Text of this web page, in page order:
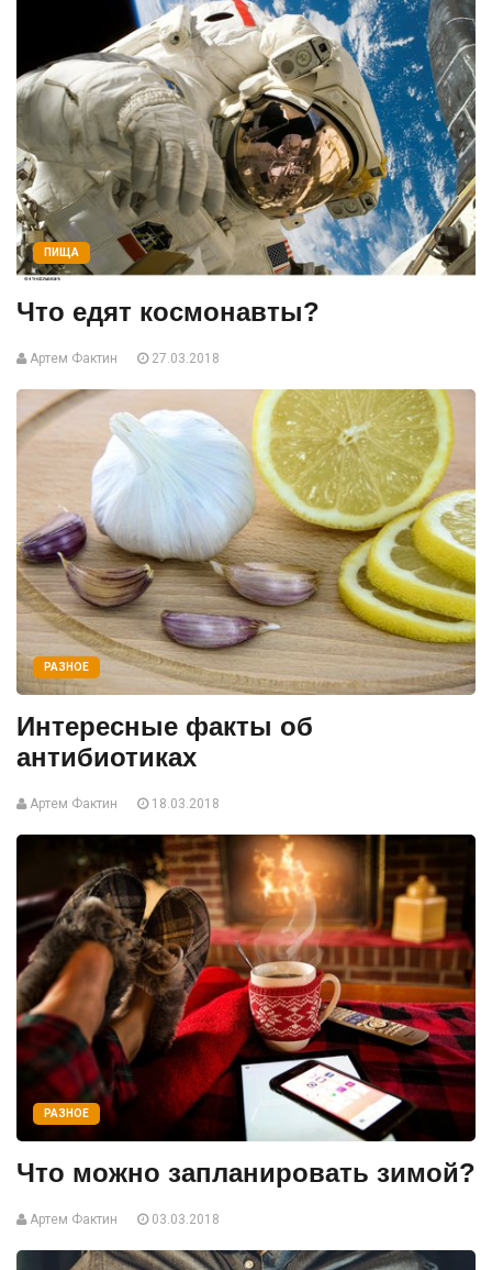
ПИЩА
Что едят космонавты?
Артем Фактин 27.03.2018
РАЗНОЕ
Интересные факты об
антибиотиках
Артем Фактин 18.03.2018
РАЗНОЕ
Что можно запланировать зимой?
Артем Фактин 03.03.2018